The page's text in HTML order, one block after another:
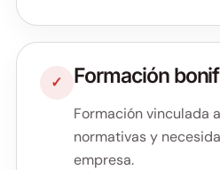
✓ Formación
Formación vinculada
normativas y
empresa.